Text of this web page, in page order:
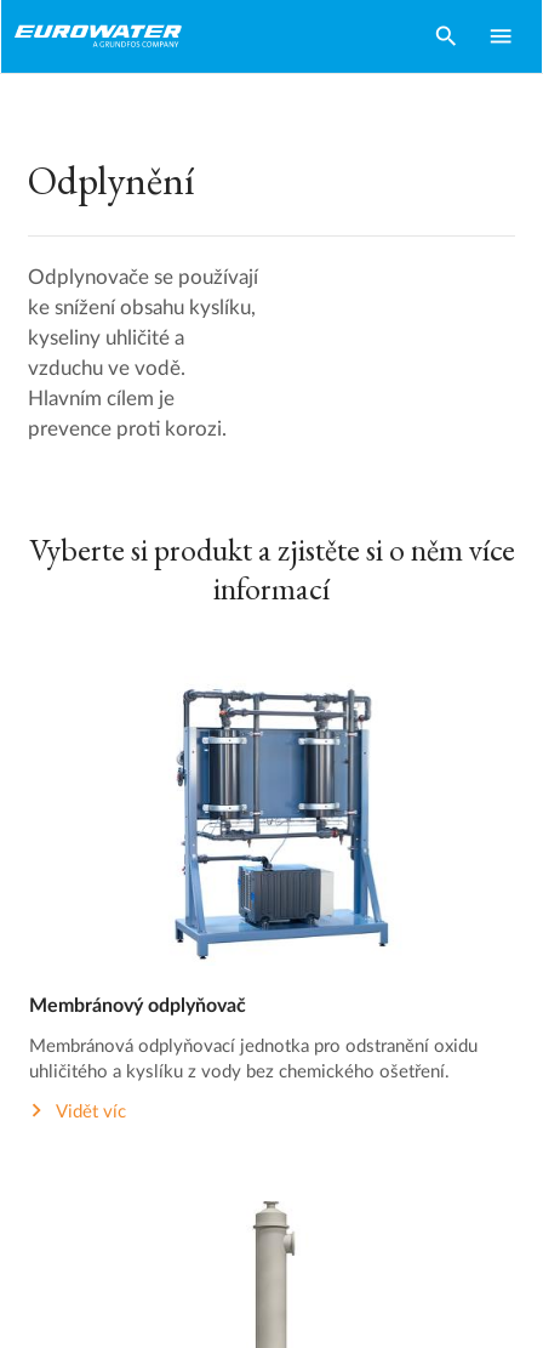
search menu
Odplynění
Odplynovače se používají
ke snížení obsahu kyslíku,
kyseliny uhličité a
vzduchu ve vodě.
Hlavním cílem je
prevence proti korozi.
Vyberte si produkt a zjistěte si o něm více
informací
Membránový odplyňovač
Membránová odplyňovací jednotka pro odstranění oxidu
uhličitého a kyslíku z vody bez chemického ošetření.
Vidět víc